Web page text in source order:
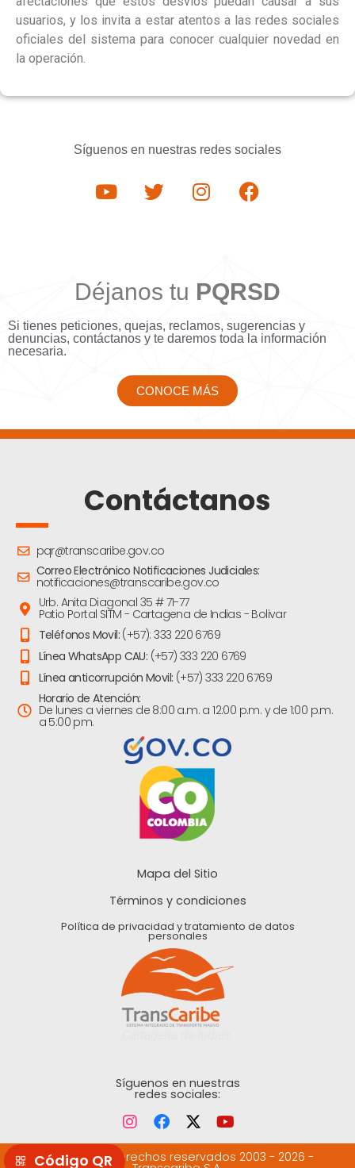
usuarios, y los invita a estar atentos a las redes sociales
oficiales del sistema para conocer cualquier novedad en
la operación.
Síguenos en nuestras redes sociales
Déjanos tu PQRSD
Si tienes peticiones, quejas, reclamos, sugerencias y
denuncias, contáctanos y te daremos toda la información
necesaria.
CONOCE MÁS
Contáctanos
pqr@transcaribe.gov.co
Correo Electrónico Notificaciones Judiciales:
notificaciones@transcaribe.gov.co
Urb. Anita Diagonal 35 # 71-77
Patio Portal SITM - Cartagena de Indias - Bolivar
Teléfonos Movil: (+57): 333 220 6769
Línea WhatsApp CAU: (+57) 333 220 6769
Línea anticorrupción Movil: (+57) 333 220 6769
Horario de Atención:
De lunes a viernes de 8:00 a.m. a 12:00 p.m. y de 1:00 p.m.
a 5:00 pm.
Mapa del Sitio
Términos y condiciones
Política de privacidad y tratamiento de datos
personales
Síguenos en nuestras
redes sociales:
©Todos los derechos reservados 2003 - 2026 -